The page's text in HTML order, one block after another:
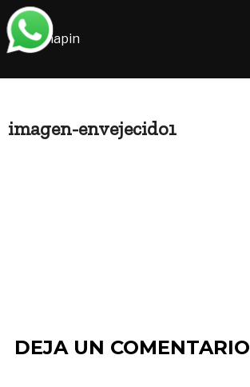
Saltar
al
contenido
imagen-envejecido1
DEJA UN COMENTARIO